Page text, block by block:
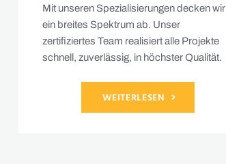
Mit unseren Spezialisierungen decken wir
ein breites Spektrum ab. Unser
zertifiziertes Team realisiert alle Projekte
schnell, zuverlässig, in höchster Qualität.
WEITERLESEN